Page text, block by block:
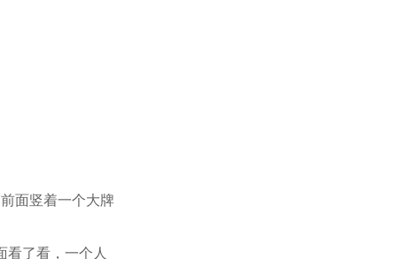
面竖着一个大牌
看了看，一个人